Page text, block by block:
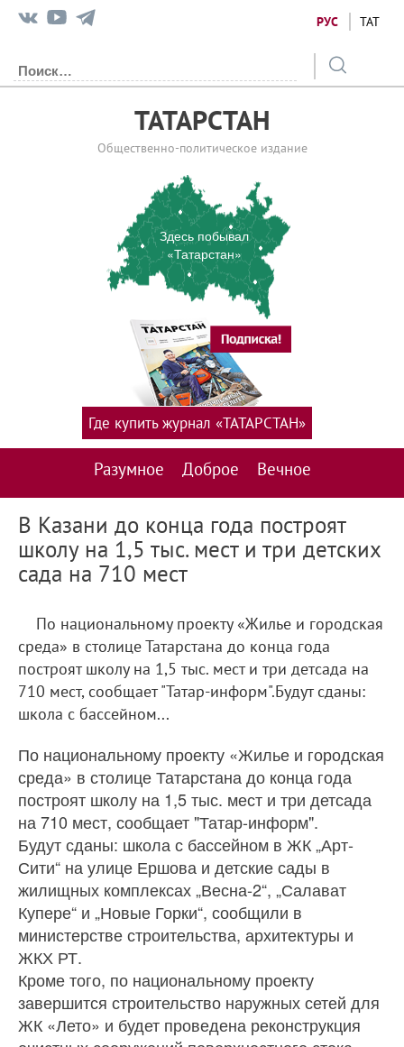
РУС ТАТ
ТАТАРСТАН
Общественно-политическое издание
Здесь побывал
«Татарстан»
Разумное Доброе Вечное
Где купить журнал «ТАТАРСТАН»
В Казани до конца года построят
школу на 1,5 тыс. мест и три детских
сада на 710 мест
По национальному проекту «Жилье и городская
среда» в столице Татарстана до конца года
построят школу на 1,5 тыс. мест и три детсада на
710 мест, сообщает "Татар-информ".Будут сданы:
школа с бассейном...
По национальному проекту «Жилье и городская
среда» в столице Татарстана до конца года
построят школу на 1,5 тыс. мест и три детсада
на 710 мест, сообщает "Татар-информ".
Будут сданы: школа с бассейном в ЖК „Арт-
Сити“ на улице Ершова и детские сады в
жилищных комплексах „Весна-2“, „Салават
Купере“ и „Новые Горки“, сообщили в
министерстве строительства, архитектуры и
ЖКХ РТ.
Кроме того, по национальному проекту
завершится строительство наружных сетей для
ЖК «Лето» и будет проведена реконструкция